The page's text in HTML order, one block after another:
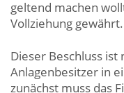
geltend machen
Vollziehung gewährt.
Dieser Beschluss
Anlagenbesitzer in
zunächst muss das